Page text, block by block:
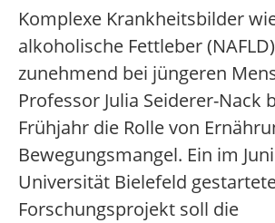
Komplexe Krankheitsbilder
alkoholische Fettleber
zunehmend bei jüngeren
Professor Julia Seiderer-Nack
Frühjahr die Rolle von
Bewegungsmangel. Ein im
Universität Bielefeld
Forschungsprojekt soll die